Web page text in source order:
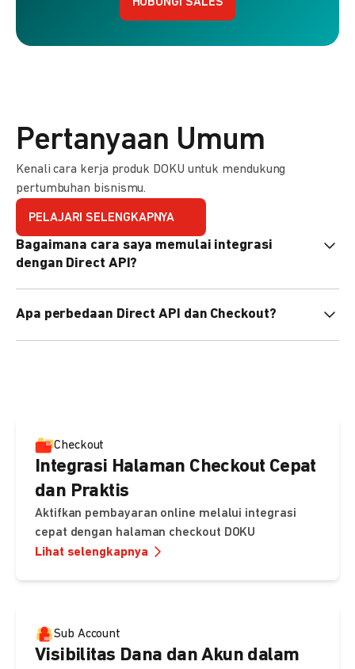
HUBUNGI SALES
Pertanyaan Umum
Kenali cara kerja produk DOKU untuk mendukung
pertumbuhan bisnismu.
PELAJARI SELENGKAPNYA
Bagaimana cara saya memulai integrasi
dengan Direct API?
pemrograman untuk membantu integrasi Anda. Pelajari
Apa perbedaan Direct API dan Checkout?
Checkout
Integrasi Halaman Checkout Cepat
dan Praktis
Aktifkan pembayaran online melalui integrasi
cepat dengan halaman checkout DOKU
Lihat selengkapnya
Sub Account
Visibilitas Dana dan Akun dalam